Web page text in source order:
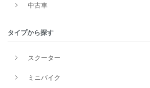
中古車
タイプから探す
スクーター
ミニバイク
価格